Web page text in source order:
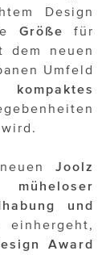
Design
Größe für
dem neuen
Umfeld
Joolz
müheloser
und
einhergeht,
Award